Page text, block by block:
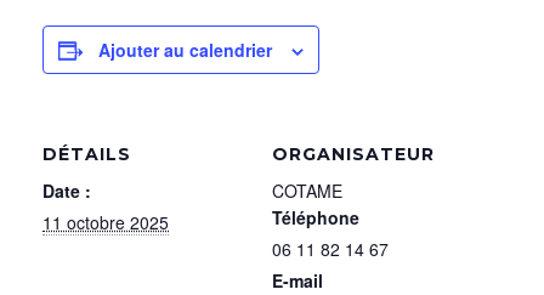
Ajouter au calendrier
DÉTAILS
Date :
11 octobre 2025
ORGANISATEUR
COTAME
Téléphone
06 11 82 14 67
E-mail